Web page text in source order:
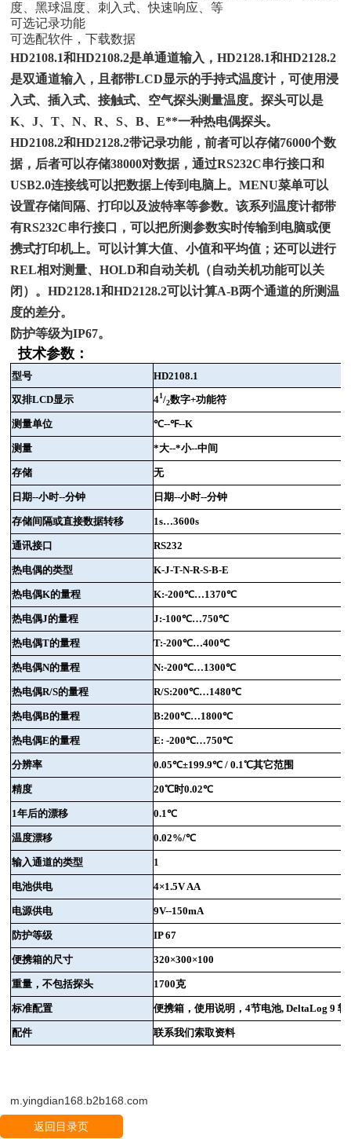
度、黑球温度、刺入式、快速响应、等
可选记录功能
可选配软件，下载数据
HD2108.1和HD2108.2是单通道输入，HD2128.1和HD2128.2
是双通道输入，且都带LCD显示的手持式温度计，可使用浸
入式、插入式、接触式、空气探头测量温度。探头可以是
K、J、T、N、R、S、B、E**一种热电偶探头。
HD2108.2和HD2128.2带记录功能，前者可以存储76000个数
据，后者可以存储38000对数据，通过RS232C串行接口和
USB2.0连接线可以把数据上传到电脑上。MENU菜单可以
设置存储间隔、打印以及波特率等参数。该系列温度计都带
有RS232C串行接口，可以把所测参数实时传输到电脑或便
携式打印机上。可以计算大值、小值和平均值；还可以进行
REL相对测量、HOLD和自动关机（自动关机功能可以关
闭）。HD2128.1和HD2128.2可以计算A-B两个通道的所测温
度的差分。
防护等级为IP67。
技术参数：
型号 HD2108.1
双排LCD显示 41/2数字+功能符
测量单位 ℃--℉--K
测量 *大--*小--中间
存储 无
日期--小时--分钟 日期--小时--分钟
存储间隔或直接数据转移 1s…3600s
通讯接口 RS232
热电偶的类型 K-J-T-N-R-S-B-E
热电偶K的量程 K:-200℃…1370℃
热电偶J的量程 J:-100℃…750℃
热电偶T的量程 T:-200℃…400℃
热电偶N的量程 N:-200℃…1300℃
热电偶R/S的量程 R/S:200℃…1480℃
热电偶B的量程 B:200℃…1800℃
热电偶E的量程 E: -200℃…750℃
分辨率 0.05℃±199.9℃ / 0.1℃其它范围
精度 20℃时0.02℃
1年后的漂移 0.1℃
温度漂移 0.02%/℃
输入通道的类型 1
电池供电 4×1.5V AA
电源供电 9V--150mA
防护等级 IP 67
便携箱的尺寸 320×300×100
重量，不包括探头 1700克
标准配置 便携箱，使用说明，4节电池, DeltaLog 9软
配件 联系我们索取资料
m.yingdian168.b2b168.com
返回目录页